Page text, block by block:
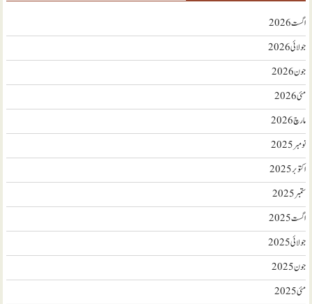
اگست 2026
جولائی 2026
جون 2026
مئی 2026
مارچ 2026
نومبر 2025
اکتوبر 2025
ستمبر 2025
اگست 2025
جولائی 2025
جون 2025
مئی 2025